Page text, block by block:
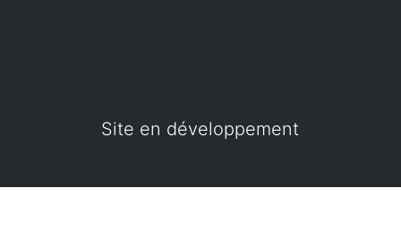
Site en développement